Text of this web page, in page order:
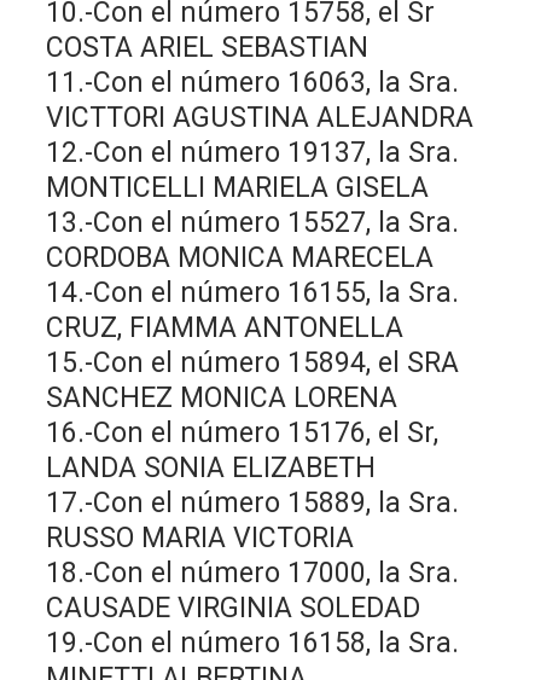
10.-Con el número 15758, el Sr
COSTA ARIEL SEBASTIAN
11.-Con el número 16063, la Sra.
VICTTORI AGUSTINA ALEJANDRA
12.-Con el número 19137, la Sra.
MONTICELLI MARIELA GISELA
13.-Con el número 15527, la Sra.
CORDOBA MONICA MARECELA
14.-Con el número 16155, la Sra.
CRUZ, FIAMMA ANTONELLA
15.-Con el número 15894, el SRA
SANCHEZ MONICA LORENA
16.-Con el número 15176, el Sr,
LANDA SONIA ELIZABETH
17.-Con el número 15889, la Sra.
RUSSO MARIA VICTORIA
18.-Con el número 17000, la Sra.
CAUSADE VIRGINIA SOLEDAD
19.-Con el número 16158, la Sra.